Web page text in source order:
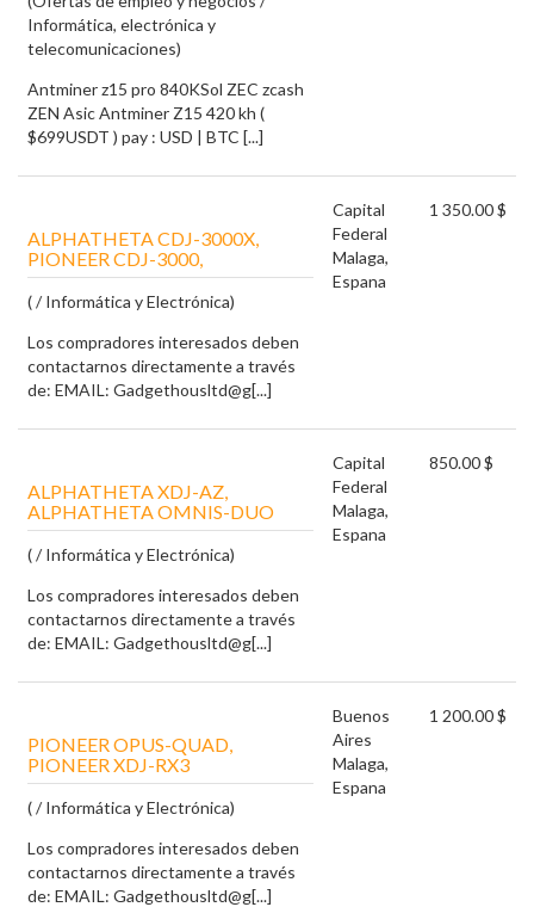
Informática, electrónica y
telecomunicaciones)
Antminer z15 pro 840KSol ZEC zcash
ZEN Asic Antminer Z15 420 kh (
$699USDT ) pay : USD | BTC [...]
ALPHATHETA CDJ-3000X,
PIONEER CDJ-3000,
( / Informática y Electrónica)
Los compradores interesados deben
contactarnos directamente a través
de: EMAIL: Gadgethousltd@g[...]
Capital
Federal
Malaga,
Espana
1 350.00 $
ALPHATHETA XDJ-AZ,
ALPHATHETA OMNIS-DUO
( / Informática y Electrónica)
Los compradores interesados deben
contactarnos directamente a través
de: EMAIL: Gadgethousltd@g[...]
Capital
Federal
Malaga,
Espana
850.00 $
PIONEER OPUS-QUAD,
PIONEER XDJ-RX3
( / Informática y Electrónica)
Los compradores interesados deben
contactarnos directamente a través
de: EMAIL: Gadgethousltd@g[...]
Buenos
Aires
Malaga,
Espana
1 200.00 $